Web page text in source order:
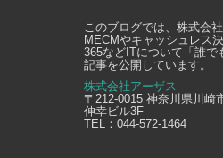
このブログでは、 株式会
MECMやキャッシュレス
365などITについて「誰で
記事を公開しています。
株式会社アーザス
〒212-0015 神奈川県川崎
伸幸ビル3F
TEL： 044-572-1464